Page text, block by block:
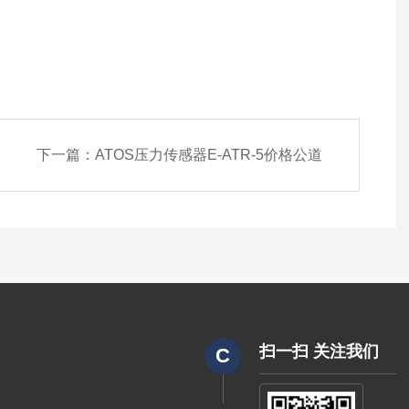
下一篇： ATOS压力传感器E-ATR-5价格公道
C 扫一扫 关注我们